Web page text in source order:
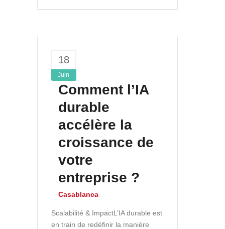
18
Juin
Comment l’IA
durable
accélère la
croissance de
votre
entreprise ?
Casablanca
Scalabilité & ImpactL’IA durable est
en train de redéfinir la manière